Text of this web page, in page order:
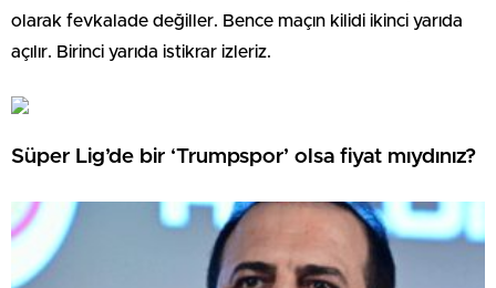
olarak fevkalade değiller. Bence maçın kilidi ikinci yarıda
açılır. Birinci yarıda istikrar izleriz.
Süper Lig’de bir ‘Trumpspor’ olsa fiyat mıydınız?